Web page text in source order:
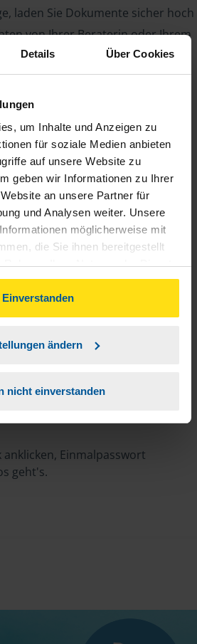
Details Über Cookies
um Inhalte und Anzeigen zu
für soziale Medien anbieten
auf unsere Website zu
geben wir Informationen zu Ihrer
an unsere Partner für
und Analysen weiter. Unsere
möglicherweise mit
die Sie ihnen bereitgestellt
Rahmen Ihrer Nutzung der Dienste
Sie auf Einverstanden klicken,
von Cookies, gemäß
zustimmen.
Einverstanden
ändern
nicht einverstanden
laden Sie Dokumente sicher hoch
von Ihrer Beraterin oder Ihrem
überall.
herunter:
So einfach
ihn.
dass Sie MeineVLH nutzen
E-Mail mit Ihren Zugangsdaten
Einmalpasswort
geht's.